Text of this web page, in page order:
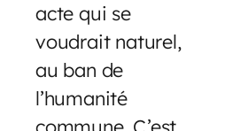
acte qui se
voudrait naturel,
au ban de
l’humanité